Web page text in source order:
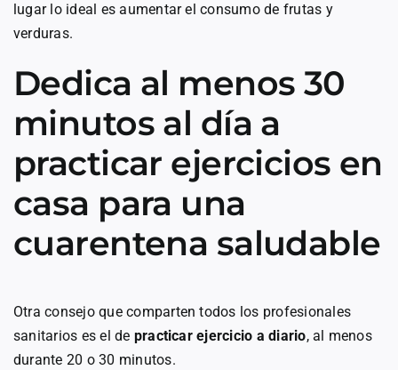
lugar lo ideal es aumentar el consumo de frutas y
verduras.
Dedica al menos 30
minutos al día a
practicar ejercicios en
casa para una
cuarentena saludable
Otra consejo que comparten todos los profesionales
sanitarios es el de practicar ejercicio a diario, al menos
durante 20 o 30 minutos.